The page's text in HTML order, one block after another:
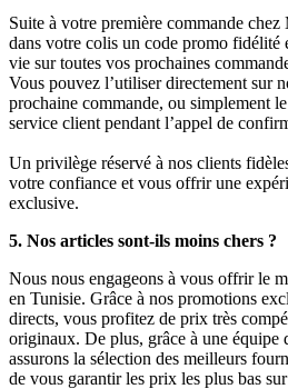
Suite à votre première commande
dans votre colis un code promo fidélité
vie sur toutes vos prochaines
Vous pouvez l’utiliser directement sur
prochaine commande, ou simplement
service client pendant l’appel de
Un privilège réservé à nos clients
votre confiance et vous offrir une
exclusive.
5. Nos articles sont-ils moins chers ?
Nous nous engageons à vous offrir le
en Tunisie. Grâce à nos promotions
directs, vous profitez de prix très
originaux. De plus, grâce à une équipe
assurons la sélection des meilleurs
de vous garantir les prix les plus bas